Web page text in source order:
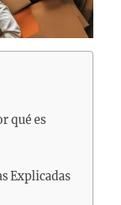
qué es
Explicadas